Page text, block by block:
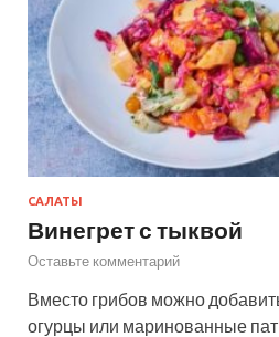
САЛАТЫ
Винегрет с тыквой
Оставьте комментарий
Вместо грибов можно
огурцы или маринованные